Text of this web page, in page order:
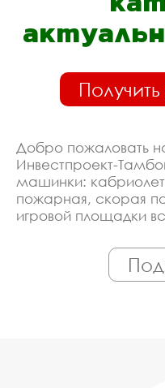
Добро пожаловать
Инвестпроект-
машинки:
пожарная, скорая
игровой площадки
производства
ЧПУ станками,